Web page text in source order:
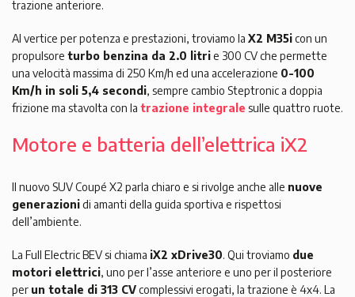
trazione anteriore.
Al vertice per potenza e prestazioni, troviamo la X2 M35icon un
propulsore turbo benzina da 2.0 litrie 300 CV che permette
una velocità massima di 250 Km/h ed una accelerazione 0-100
Km/h in soli 5,4 secondi, sempre cambio Steptronic a doppia
frizione ma stavolta con la trazione integrale sulle quattro ruote.
Motore e batteria dell’elettrica iX2
Il nuovo SUV Coupé X2 parla chiaro e si rivolge anche alle nuove
generazionidi amanti della guida sportiva e rispettosi
dell’ambiente.
La Full Electric BEV si chiama iX2 xDrive30. Qui troviamo due
motori elettrici, uno per l’asse anteriore e uno per il posteriore
per un totale di 313 CVcomplessivi erogati, la trazione è 4x4. La